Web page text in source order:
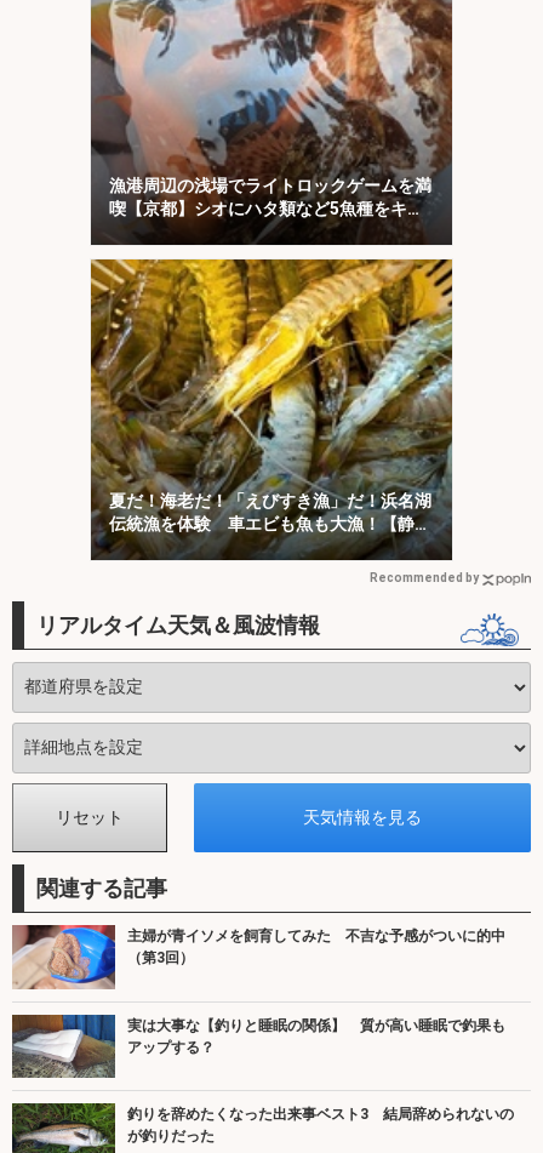
漁港周辺の浅場でライトロックゲームを満
喫【京都】シオにハタ類など5魚種をキャ
ッチ！
夏だ！海老だ！「えびすき漁」だ！浜名湖
伝統漁を体験 車エビも魚も大漁！【静
岡】
Recommended by
リアルタイム天気＆風波情報
関連する記事
主婦が青イソメを飼育してみた 不吉な予感がついに的中
（第3回）
実は大事な【釣りと睡眠の関係】 質が高い睡眠で釣果も
アップする？
釣りを辞めたくなった出来事ベスト3 結局辞められないの
が釣りだった